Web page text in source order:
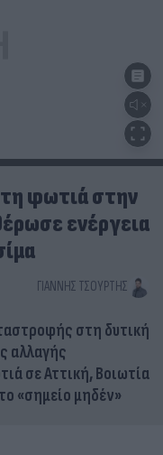
φωτιά στην
ενέργεια
ΓΙΆΝΝΗΣ ΤΣΟΎΡΤΗΣ
στη δυτική
αλλαγής
σε Αττική, Βοιωτία
«σημείο μηδέν»